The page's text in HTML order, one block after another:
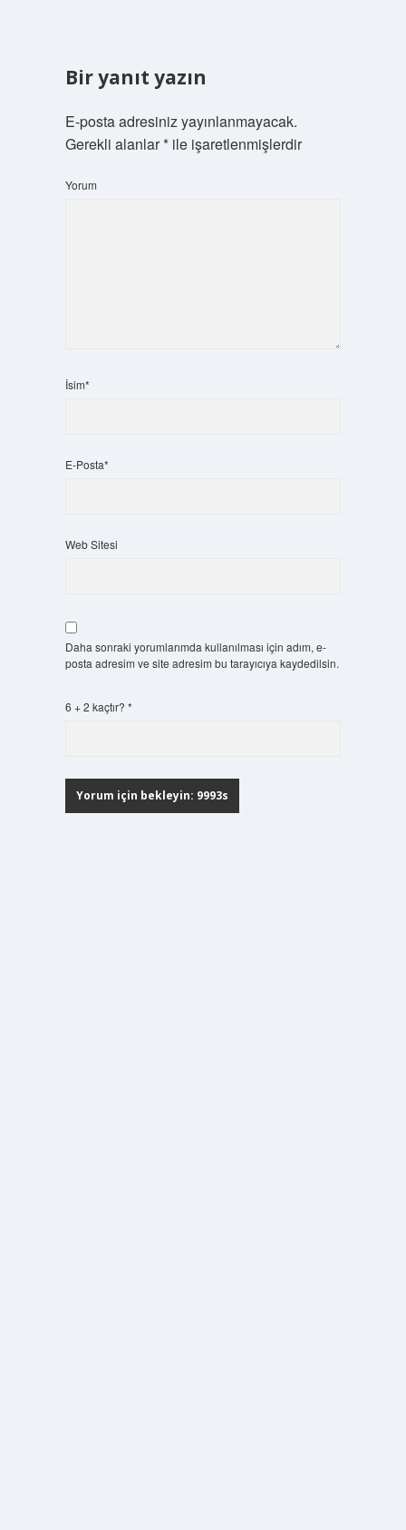
Bir yanıt yazın
E-posta adresiniz yayınlanmayacak.
Gerekli alanlar*ile işaretlenmişlerdir
Yorum
İsim*
E-Posta*
Web Sitesi
Daha sonraki yorumlarımda kullanılması için adım, e-
posta adresim ve site adresim bu tarayıcıya kaydedilsin.
6 + 2 kaçtır? *